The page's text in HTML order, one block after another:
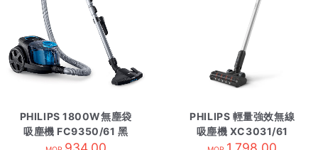
PHILIPS 1800W無塵袋
吸塵機 FC9350/61 黑
色
PHILIPS 輕量強效無線
吸塵機 XC3031/61